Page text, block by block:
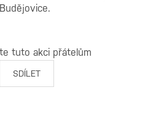
tuto akci přátelům
SDÍLET